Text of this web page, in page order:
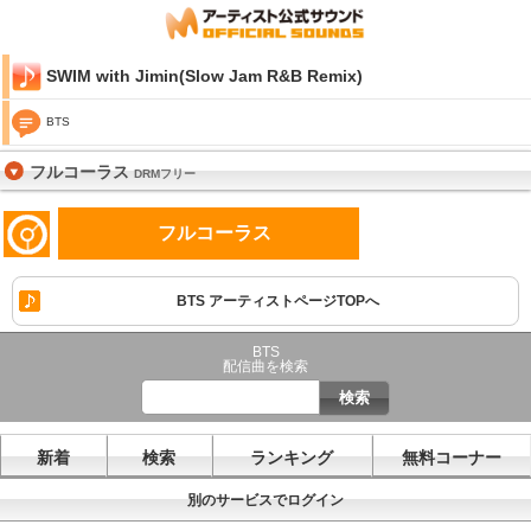
SWIM with Jimin(Slow Jam R&B Remix)
BTS
フルコーラスDRMフリー
フルコーラス
BTS アーティストページTOPへ
BTS
配信曲を検索
新着 検索 ランキング 無料コーナー
別のサービスでログイン